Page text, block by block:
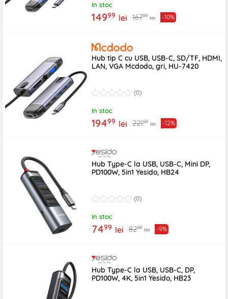
In stoc
14999 lei 16799 lei -10%
Hub tip C cu USB, USB-C, SD/TF, HDMI,
LAN, VGA Mcdodo, gri, HU-7420
(0)
In stoc
19499 lei 22199 lei -12%
Hub Type-C la USB, USB-C, Mini DP,
PD100W, 5in1 Yesido, HB24
(0)
In stoc
7499 lei 8299 lei -9%
Hub Type-C la USB, USB-C, DP,
PD100W, 4K, 5in1 Yesido, HB23